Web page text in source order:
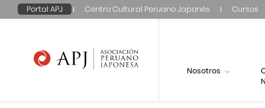
Portal APJ Centro Cultural Peruano Japonés Cursos
Nosotros